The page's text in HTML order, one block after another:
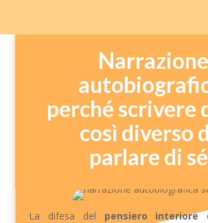
Narrazione
perché scrivere
così diverso
parlare di
La difesa del pensiero interiore